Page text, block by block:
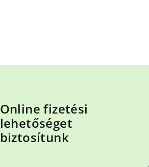
Online fizetési
lehetőséget
biztosítunk